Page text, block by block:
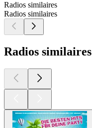
Radios similaires
Radios similaires
Radios similaires